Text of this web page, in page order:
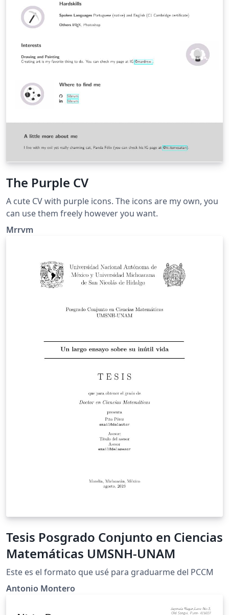
The Purple CV
A cute CV with purple icons. The icons are my own, you
can use them freely however you want.
Mrrvm
Tesis Posgrado Conjunto en Ciencias
Matemáticas UMSNH-UNAM
Este es el formato que usé para graduarme del PCCM
Antonio Montero